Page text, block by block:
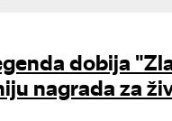
dobija
nagrada za